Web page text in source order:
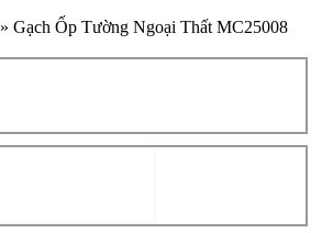
» Gạch Ốp Tường Ngoại Thất MC25008